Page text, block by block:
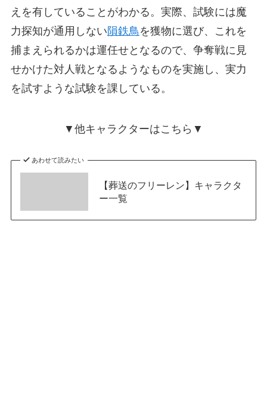
えを有していることがわかる。実際、試験には魔
力探知が通用しない 隕鉄鳥 を獲物に選び、これを
捕まえられるかは運任せとなるので、争奪戦に見
せかけた対人戦となるようなものを実施し、実力
を試すような試験を課している。
▼他キャラクターはこちら▼
あわせて読みたい
【葬送のフリーレン】キャラクタ
ー一覧